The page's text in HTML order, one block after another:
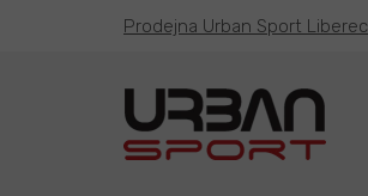
Prodejna Urban Sport Liberec